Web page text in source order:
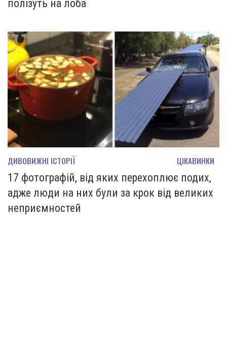
полізуть на лоба
ДИВОВИЖНІ ІСТОРІЇ ЦІКАВИНКИ
17 фотографій, від яких перехоплює подих,
адже люди на них були за крок від великих
неприємностей